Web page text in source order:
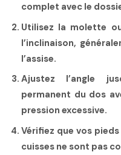
complet avec le
Utilisez la molette
l’inclinaison,
l’assise.
Ajustez l’angle
permanent du dos
pression excessive.
Vérifiez que vos
cuisses ne sont pas